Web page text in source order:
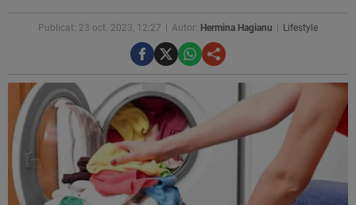
Publicat: 23 oct. 2023, 12:27 Autor: Hermina Hagianu Lifestyle